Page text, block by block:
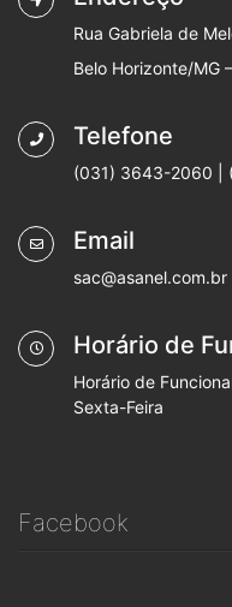
Rua Gabriela de
Belo Horizonte/MG
Telefone
(031) 3643-2060 |
Email
sac@asanel.com.br
Horário de
Horário de
Sexta-Feira
Facebook